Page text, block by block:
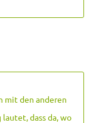
mit den anderen
dass da, wo